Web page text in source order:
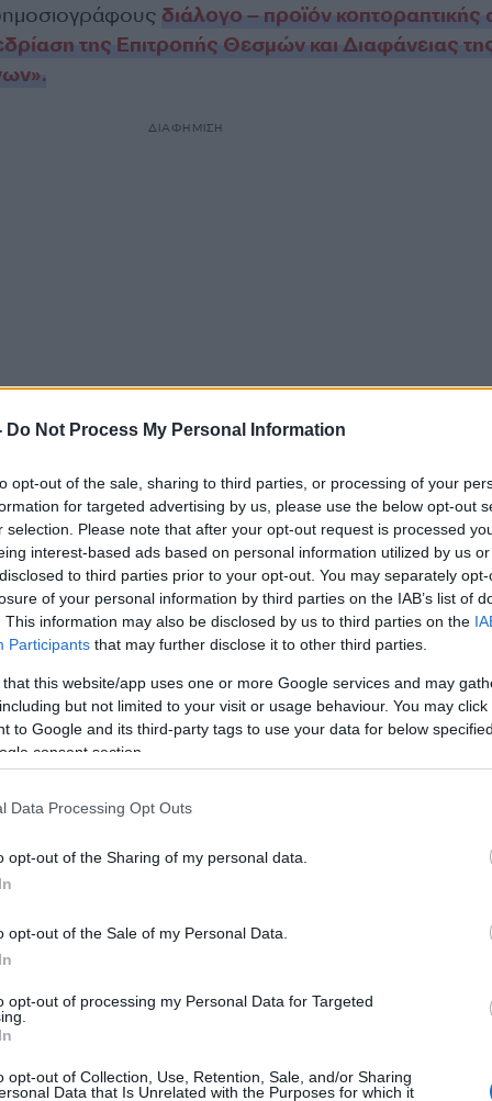
Do Not Process My Personal Information
opt-out of the sale, sharing to third parties, or processing of your
for targeted advertising by us, please use the below opt-out
selection. Please note that after your opt-out request is processed
interest-based ads based on personal information utilized by us
to third parties prior to your opt-out. You may separately
of your personal information by third parties on the IAB’s list of
This information may also be disclosed by us to third parties on the
Participants that may further disclose it to other third parties.
that this website/app uses one or more Google services and may
but not limited to your visit or usage behaviour. You may
to Google and its third-party tags to use your data for below
consent section.
Data Processing Opt Outs
opt-out of the Sharing of my personal data.
opt-out of the Sale of my Personal Data.
opt-out of processing my Personal Data for Targeted
opt-out of Collection, Use, Retention, Sale, and/or Sharing
Data that Is Unrelated with the Purposes for which it
διάλογο – προϊόν κοπτοραπτικής
της Επιτροπής Θεσμών και Διαφάνειας
ΔΙΑΦΗΜΙΣΗ
το γεγονός ότι ο φερόμενος διάλογος
της Εθνικής Υπηρεσίας Πληροφοριών, έναν
ο οποίος αυτή τη στιγμή χειρίζεται νευραλγικής
ασφάλεια».
ο κ. Ανδρουλάκης έφτασε στο σημείο να
ότι θα στραφεί νομικά εναντίον του. Γεγονός,
στα ελληνικά και ευρωπαϊκά χρονικά».
καταλήγουν:«Είχαμε κατηγορήσει το ΠΑΣΟΚ
ΣΥΡΙΖΑ». Σήμερα ο κ. Ανδρουλάκης